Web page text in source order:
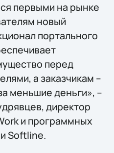
первыми на рынке
новый
портального
перед
а заказчикам –
меньшие деньги», –
директор
и программных
Softline.